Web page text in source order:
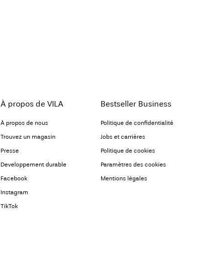
À propos de VILA
À propos de nous
Trouvez un magasin
Presse
Developpement durable
Facebook
Instagram
TikTok
Bestseller Business
Politique de confidentialité
Jobs et carrières
Politique de cookies
Paramètres des cookies
Mentions légales